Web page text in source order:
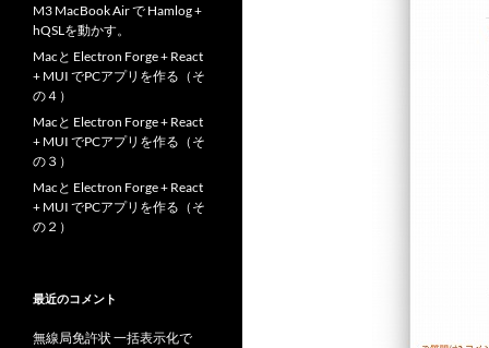
M3 MacBook Air で Hamlog +
hQSLを動かす。
Macと Electron Forge + React
+ MUI でPCアプリを作る（そ
の４）
Macと Electron Forge + React
+ MUI でPCアプリを作る（そ
の３）
Macと Electron Forge + React
+ MUI でPCアプリを作る（そ
の２）
最近のコメント
無線局免許状 一括表示化で